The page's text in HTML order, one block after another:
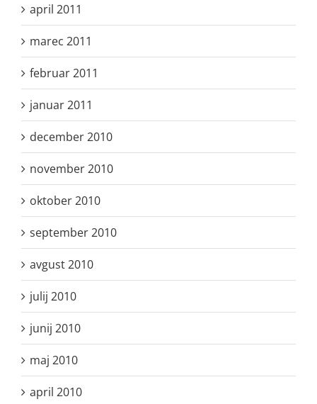
april 2011
marec 2011
februar 2011
januar 2011
december 2010
november 2010
oktober 2010
september 2010
avgust 2010
julij 2010
junij 2010
maj 2010
april 2010